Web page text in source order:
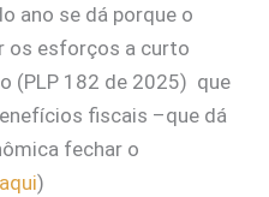
ano se dá porque o
os esforços a curto
(PLP 182 de 2025) que
fiscais –que dá
fechar o
)